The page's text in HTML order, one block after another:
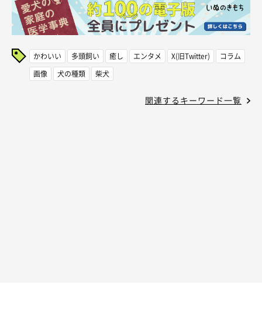
かわいい 多頭飼い 癒し エンタメ X(旧Twitter)
コラム
画像
犬の種類 柴犬
関連するキーワード一覧